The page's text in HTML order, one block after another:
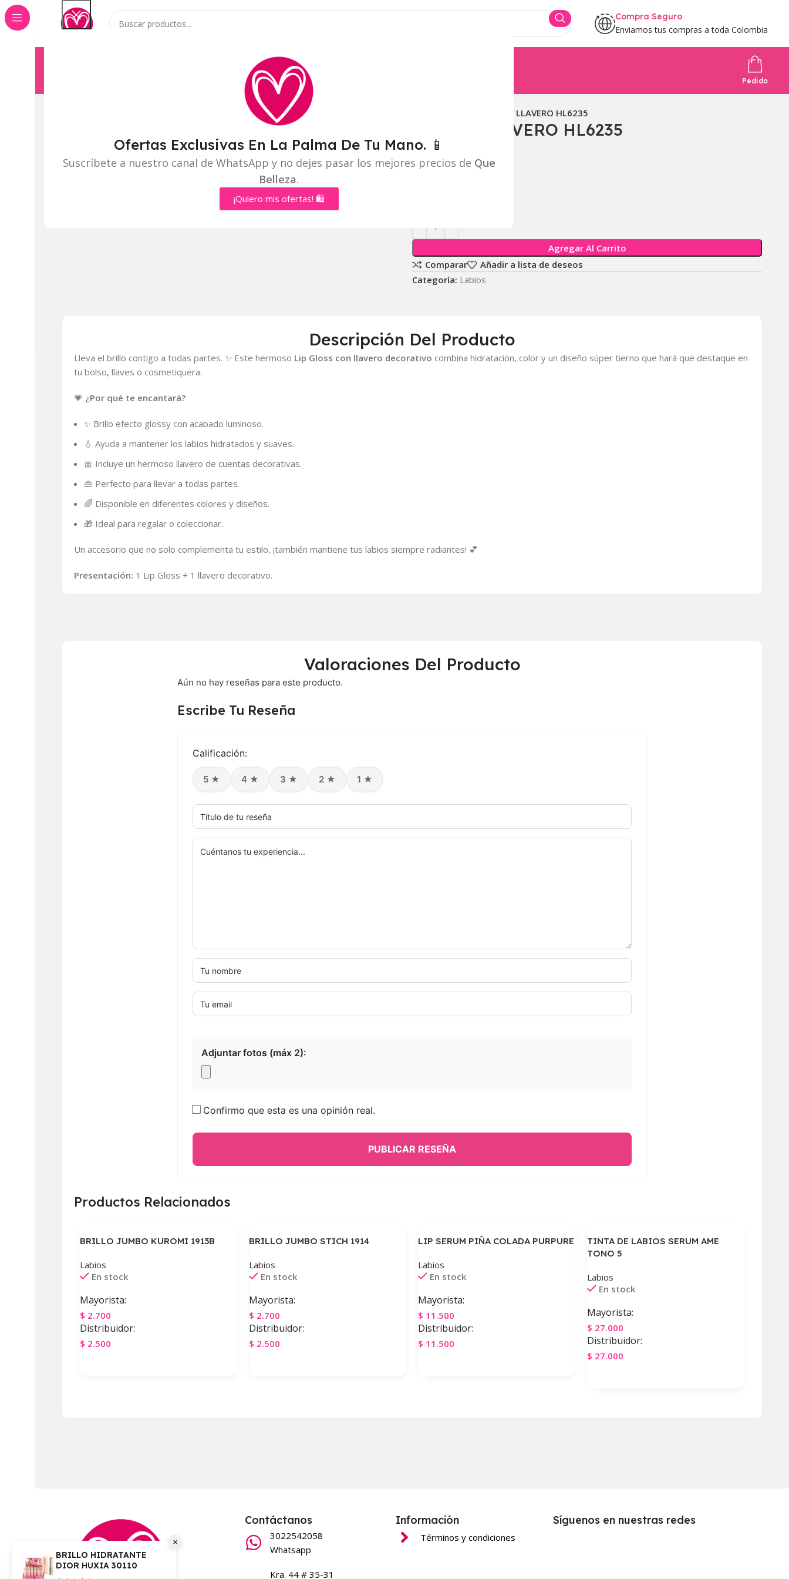
Ofertas Exclusivas En La Palma De Tu Mano. 📱
Suscríbete a nuestro canal de WhatsApp y no dejes pasar los mejores precios de Que
Belleza.
¡Quiero mis ofertas! 🛍️
Compra Seguro
Enviamos tus compras a toda Colombia
Pedido
BRILLO LLAVERO HL6235
BRILLO LLAVERO HL6235
Mayorista:
$5.850
Agregar Al Carrito
Comparar
Añadir a lista de deseos
Categoría: Labios
Descripción Del Producto
Lleva el brillo contigo a todas partes. ✨ Este hermoso Lip Gloss con llavero decorativo combina hidratación, color y un diseño súper tierno que hará que destaque en
tu bolso, llaves o cosmetiquera.
💗 ¿Por qué te encantará?
✨ Brillo efecto glossy con acabado luminoso.
💧 Ayuda a mantener los labios hidratados y suaves.
🎀 Incluye un hermoso llavero de cuentas decorativas.
👜 Perfecto para llevar a todas partes.
🌈 Disponible en diferentes colores y diseños.
🎁 Ideal para regalar o coleccionar.
Un accesorio que no solo complementa tu estilo, ¡también mantiene tus labios siempre radiantes! 💕
Presentación: 1 Lip Gloss + 1 llavero decorativo.
Valoraciones Del Producto
Aún no hay reseñas para este producto.
Escribe Tu Reseña
Calificación:
5 ★ 4 ★ 3 ★ 2 ★ 1 ★
Adjuntar fotos (máx 2):
Confirmo que esta es una opinión real.
PUBLICAR RESEÑA
Productos Relacionados
BRILLO JUMBO KUROMI 1913B
Labios
En stock
Mayorista:
$ 2.700
Distribuidor:
$ 2.500
BRILLO JUMBO STICH 1914
Labios
En stock
Mayorista:
$ 2.700
Distribuidor:
$ 2.500
LIP SERUM PIÑA COLADA PURPURE
Labios
En stock
Mayorista:
$ 11.500
Distribuidor:
$ 11.500
TINTA DE LABIOS SERUM AME
TONO 5
Labios
En stock
Mayorista:
$ 27.000
Distribuidor:
$ 27.000
Contáctanos
3022542058
Whatsapp
Kra. 44 # 35-31
Información
Términos y condiciones
Síguenos en nuestras redes
×
BRILLO HIDRATANTE
DIOR HUXIA 30110